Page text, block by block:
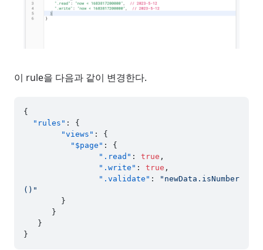
이 rule을 다음과 같이 변경한다.
{
"rules" :
{
"views" :
{
"$page" :
{
".read" : true ,
".write" : true ,
".validate" :
"newData.isNumber
()"
}
}
}
}